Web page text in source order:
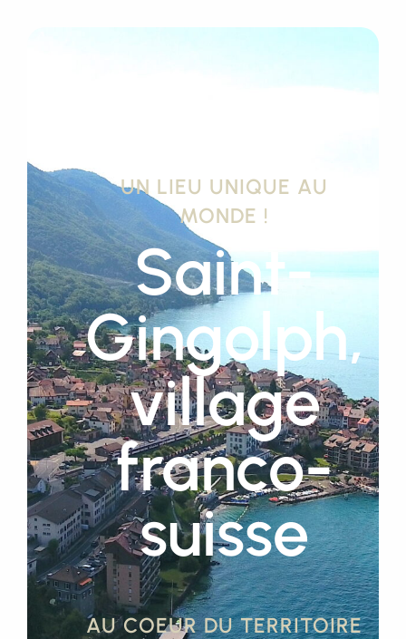
UN LIEU UNIQUE AU
MONDE !
Saint-
Gingolph,
village
franco-
suisse
AU COEUR DU TERRITOIRE